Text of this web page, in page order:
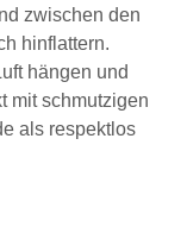
zwischen den
hinflattern.
hängen und
mit schmutzigen
als respektlos